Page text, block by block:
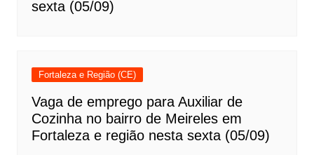
sexta (05/09)
Fortaleza e Região (CE)
Vaga de emprego para Auxiliar de
Cozinha no bairro de Meireles em
Fortaleza e região nesta sexta (05/09)